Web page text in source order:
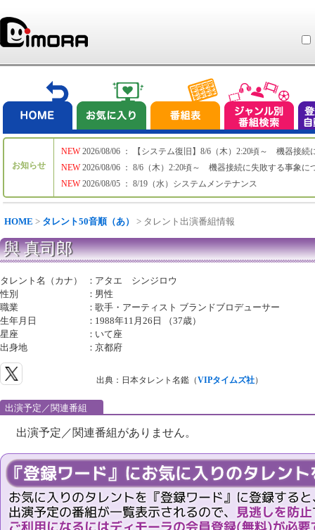
お知らせ
NEW
NEW
NEW
2026/08/06 ： 【システム復旧】8/6（木）2:20頃～ 機器接続
2026/08/06 ： 8/6（木）2:20頃～ 機器接続に失敗する事象に
2026/08/05 ： 8/19（水）システムメンテナンス
HOME > タレント50音順（あ） > タレント出演番組情報
與 真司郎
タレント名（カナ） ： アタエ シンジロウ
性別
： 男性
職業
：歌手・アーティスト ブランドブロデューサー
生年月日
： 1988年11月26日 （37歳）
星座
： いて座
出身地
：京都府
出典：日本タレント名鑑（VIPタイムズ社）
出演予定／関連番組
出演予定／関連番組がありません。